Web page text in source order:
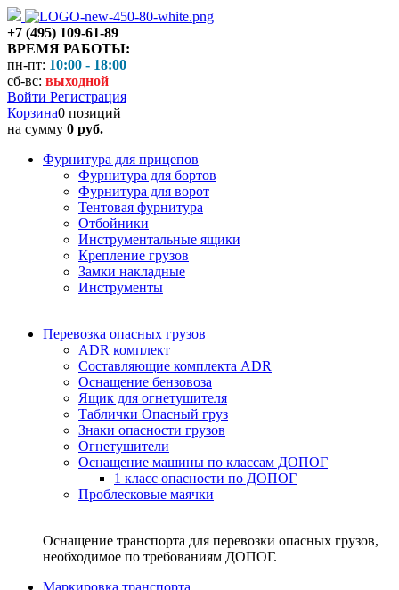
+7 (495) 109-61-89
ВРЕМЯ РАБОТЫ:
пн-пт: 10:00 - 18:00
сб-вс: выходной
Войти Регистрация
Корзина0 позиций
на сумму 0 руб.
Фурнитура для прицепов
Фурнитура для бортов
Фурнитура для ворот
Тентовая фурнитура
Отбойники
Инструментальные ящики
Крепление грузов
Замки накладные
Инструменты
Перевозка опасных грузов
ADR комплект
Составляющие комплекта ADR
Оснащение бензовоза
Ящик для огнетушителя
Таблички Опасный груз
Знаки опасности грузов
Огнетушители
Оснащение машины по классам ДОПОГ
1 класс опасности по ДОПОГ
Проблесковые маячки
Оснащение транспорта для перевозки опасных грузов,
необходимое по требованиям ДОПОГ.
Маркировка транспорта